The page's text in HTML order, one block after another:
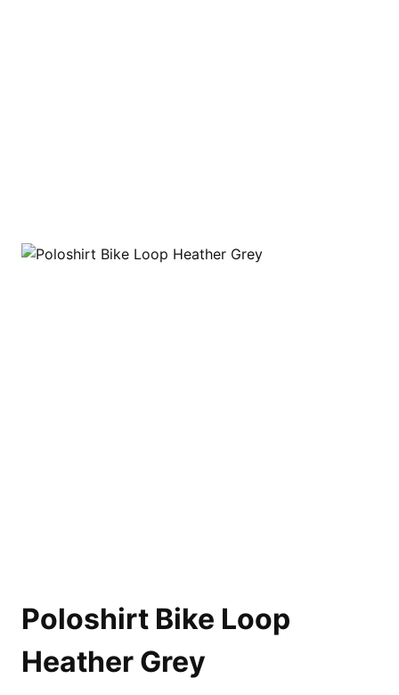
Poloshirt Bike Loop
Heather Grey